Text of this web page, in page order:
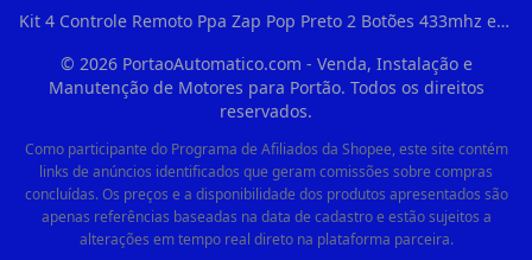
Kit 4 Controle Remoto Ppa Zap Pop Preto 2 Botões 433mhz em Pari
© 2026PortaoAutomatico.com - Venda, Instalação e
Manutenção de Motores para Portão. Todos os direitos
reservados.
Como participante do Programa de Afiliados da Shopee, este site contém
links de anúncios identificados que geram comissões sobre compras
concluídas. Os preços e a disponibilidade dos produtos apresentados são
apenas referências baseadas na data de cadastro e estão sujeitos a
alterações em tempo real direto na plataforma parceira.